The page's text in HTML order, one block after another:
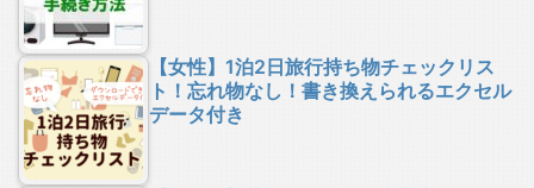
【女性】1泊2日旅行持ち物チェックリス
ト！忘れ物なし！書き換えられるエクセル
データ付き